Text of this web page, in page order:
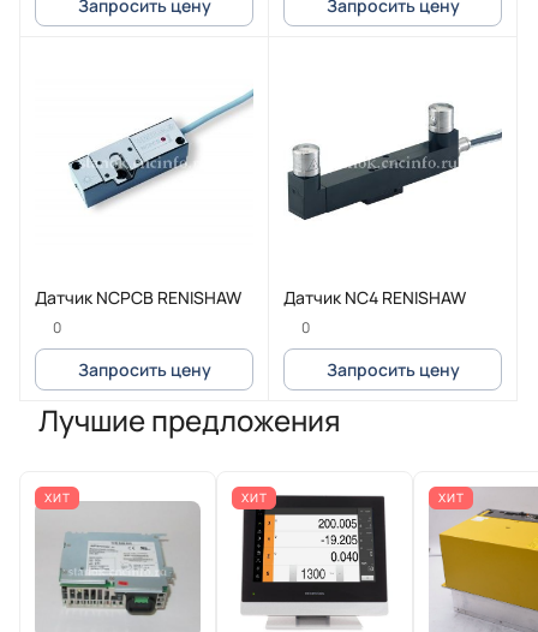
Запросить цену Запросить цену
Датчик NCPCB RENISHAW
0
Запросить цену
Датчик NC4 RENISHAW
0
Запросить цену
Лучшие предложения
ХИТ ХИТ ХИТ